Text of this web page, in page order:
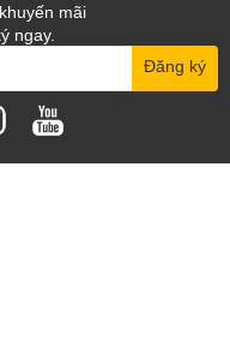
mãi
ngay.
Đăng ký